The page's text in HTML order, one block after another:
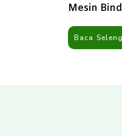
Mesin
Baca